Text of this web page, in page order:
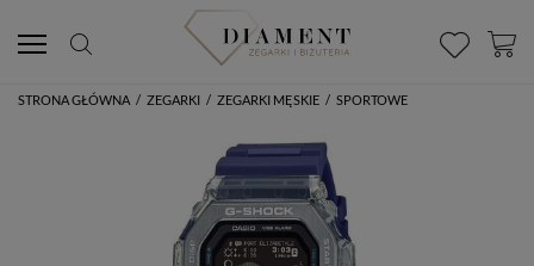
STRONA GŁÓWNA / ZEGARKI / ZEGARKI MĘSKIE / SPORTOWE